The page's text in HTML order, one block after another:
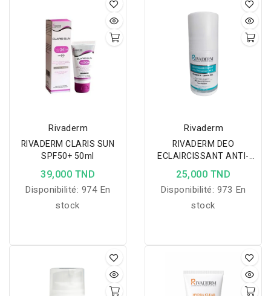
vieillissement, hydrate,
régule le sébum et unifie
le teint pour une peau
plus lisse, éclatante et
jeune.
Niacinamide et Panthénol
hydrate, réduit les signes
de vieillissement, unifie le
teint, et resserre les
pores tout en équilibrant
le sébum.
Rivaderm
RIVADERM CLARIS SUN
SPF50+ 50ml
39,000 TND
Disponibilité: 974 En
stock
Rivaderm
RIVADERM DEO
ECLAIRCISSANT ANTI-
TRANSPIRANT 48H 50ML
25,000 TND
Disponibilité: 973 En
stock